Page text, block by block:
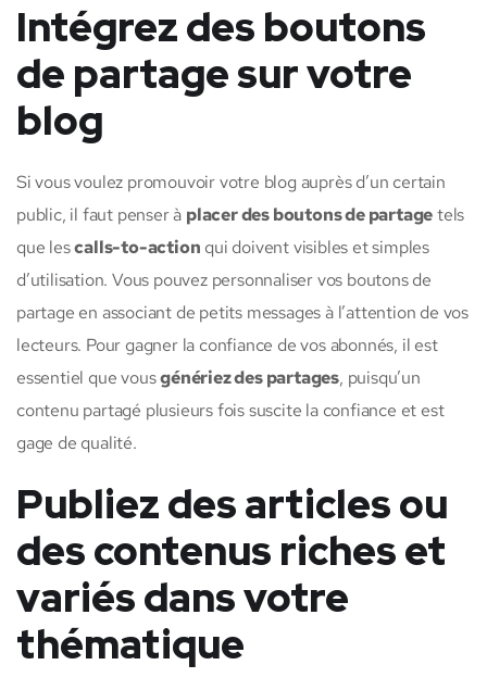
Intégrez des boutons
de partage sur votre
blog
Si vous voulez promouvoir votre blog auprès d’un certain
public, il faut penser à placer des boutons de partagetels
que lescalls-to-action qui doivent visibles et simples
d’utilisation. Vous pouvez personnaliser vos boutons de
partage en associant de petits messages à l’attention de vos
lecteurs. Pour gagner la confiance de vos abonnés, il est
essentiel que vousgénériez des partages, puisqu’un
contenu partagé plusieurs fois suscite la confiance et est
gage de qualité.
Publiez des articles ou
des contenus riches et
variés dans votre
thématique